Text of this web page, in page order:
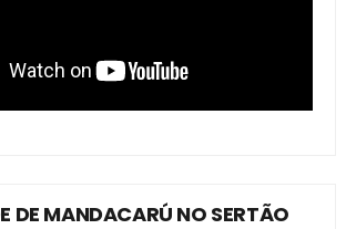
DE MANDACARÚ NO SERTÃO